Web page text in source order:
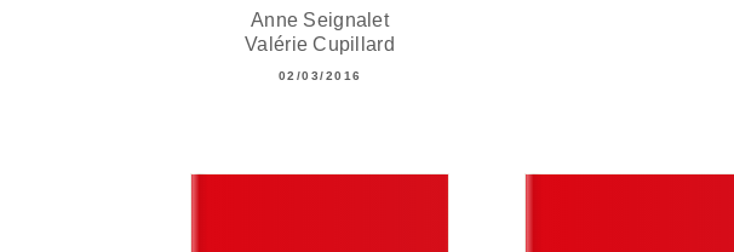
Anne Seignalet
Valérie Cupillard
02/03/2016